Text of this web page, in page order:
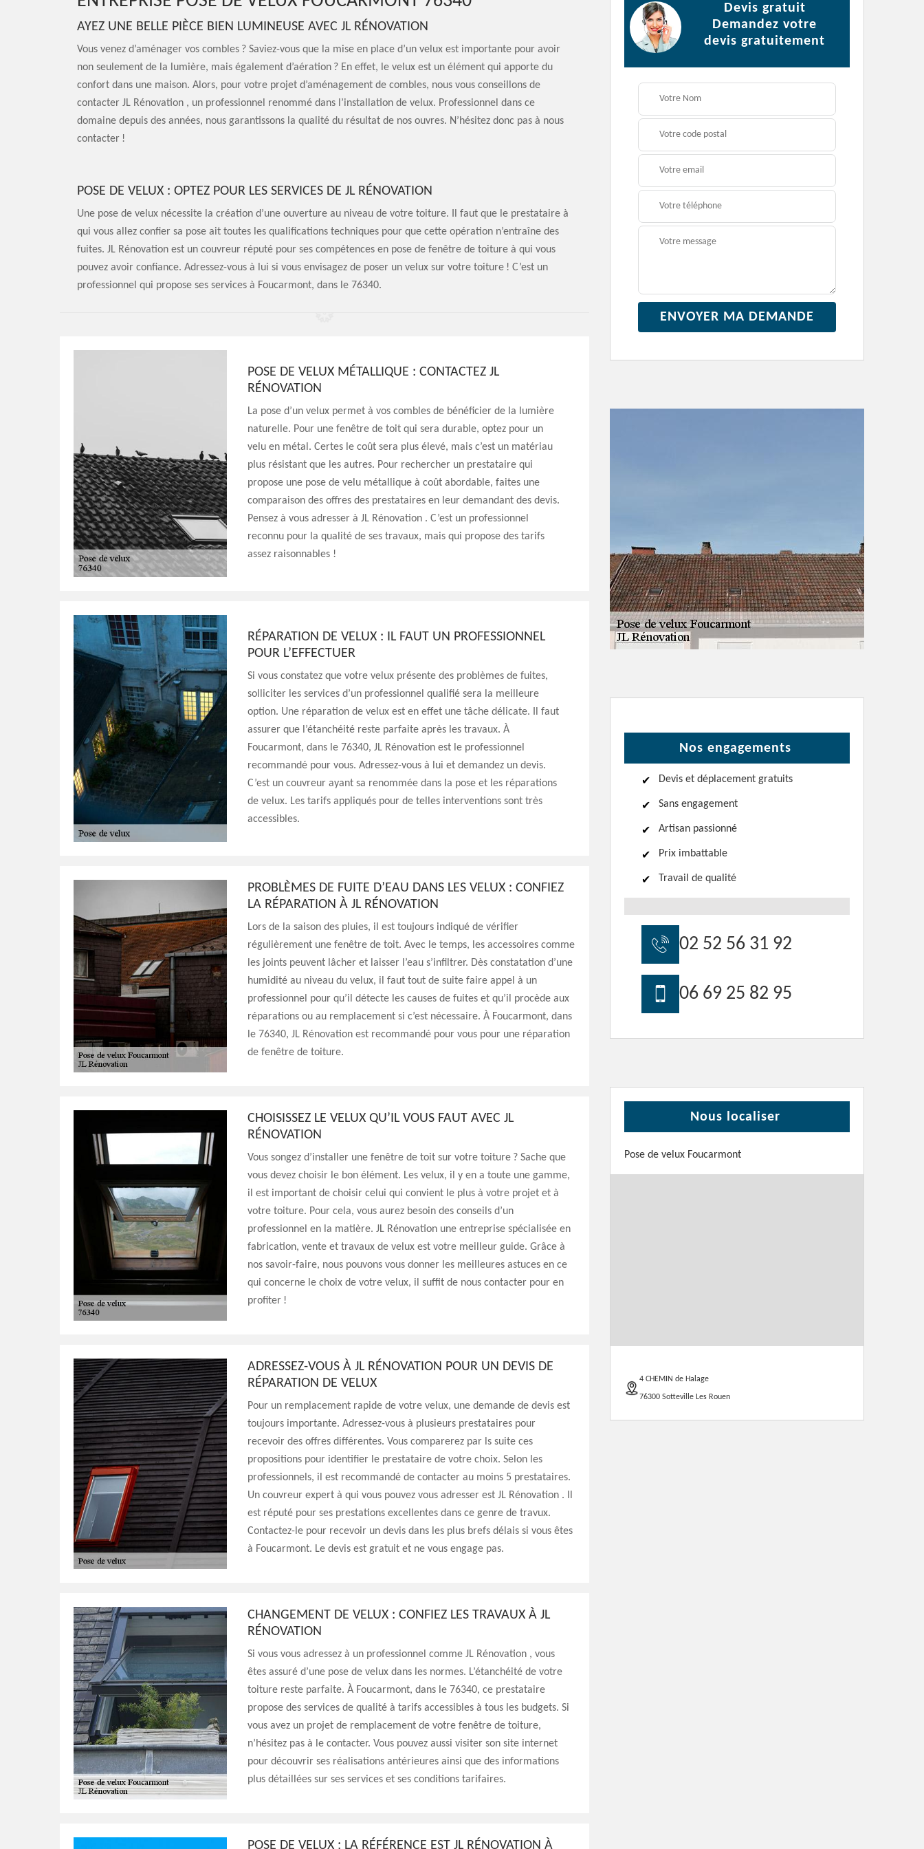
AYEZ UNE BELLE PIÈCE BIEN LUMINEUSE AVEC JL RÉNOVATION
Vous venez d’aménager vos combles ? Saviez-vous que la mise en place d’un velux est importante pour avoir
non seulement de la lumière, mais également d’aération ? En effet, le velux est un élément qui apporte du
confort dans une maison. Alors, pour votre projet d’aménagement de combles, nous vous conseillons de
contacter JL Rénovation , un professionnel renommé dans l’installation de velux. Professionnel dans ce
domaine depuis des années, nous garantissons la qualité du résultat de nos ouvres. N’hésitez donc pas à nous
contacter !
POSE DE VELUX : OPTEZ POUR LES SERVICES DE JL RÉNOVATION
Une pose de velux nécessite la création d’une ouverture au niveau de votre toiture. Il faut que le prestataire à
qui vous allez confier sa pose ait toutes les qualifications techniques pour que cette opération n’entraîne des
fuites. JL Rénovation est un couvreur réputé pour ses compétences en pose de fenêtre de toiture à qui vous
pouvez avoir confiance. Adressez-vous à lui si vous envisagez de poser un velux sur votre toiture ! C’est un
professionnel qui propose ses services à Foucarmont, dans le 76340.
POSE DE VELUX MÉTALLIQUE : CONTACTEZ JL
RÉNOVATION
La pose d’un velux permet à vos combles de bénéficier de la lumière
naturelle. Pour une fenêtre de toit qui sera durable, optez pour un
velu en métal. Certes le coût sera plus élevé, mais c’est un matériau
plus résistant que les autres. Pour rechercher un prestataire qui
propose une pose de velu métallique à coût abordable, faites une
comparaison des offres des prestataires en leur demandant des devis.
Pensez à vous adresser à JL Rénovation . C’est un professionnel
reconnu pour la qualité de ses travaux, mais qui propose des tarifs
assez raisonnables !
RÉPARATION DE VELUX : IL FAUT UN PROFESSIONNEL
POUR L’EFFECTUER
Si vous constatez que votre velux présente des problèmes de fuites,
solliciter les services d’un professionnel qualifié sera la meilleure
option. Une réparation de velux est en effet une tâche délicate. Il faut
assurer que l’étanchéité reste parfaite après les travaux. À
Foucarmont, dans le 76340, JL Rénovation est le professionnel
recommandé pour vous. Adressez-vous à lui et demandez un devis.
C’est un couvreur ayant sa renommée dans la pose et les réparations
de velux. Les tarifs appliqués pour de telles interventions sont très
accessibles.
PROBLÈMES DE FUITE D’EAU DANS LES VELUX : CONFIEZ
LA RÉPARATION À JL RÉNOVATION
Lors de la saison des pluies, il est toujours indiqué de vérifier
régulièrement une fenêtre de toit. Avec le temps, les accessoires comme
les joints peuvent lâcher et laisser l’eau s’infiltrer. Dès constatation d’une
humidité au niveau du velux, il faut tout de suite faire appel à un
professionnel pour qu’il détecte les causes de fuites et qu’il procède aux
réparations ou au remplacement si c’est nécessaire. À Foucarmont, dans
le 76340, JL Rénovation est recommandé pour vous pour une réparation
de fenêtre de toiture.
CHOISISSEZ LE VELUX QU’IL VOUS FAUT AVEC JL
RÉNOVATION
Vous songez d’installer une fenêtre de toit sur votre toiture ? Sache que
vous devez choisir le bon élément. Les velux, il y en a toute une gamme,
il est important de choisir celui qui convient le plus à votre projet et à
votre toiture. Pour cela, vous aurez besoin des conseils d’un
professionnel en la matière. JL Rénovation une entreprise spécialisée en
fabrication, vente et travaux de velux est votre meilleur guide. Grâce à
nos savoir-faire, nous pouvons vous donner les meilleures astuces en ce
qui concerne le choix de votre velux, il suffit de nous contacter pour en
profiter !
ADRESSEZ-VOUS À JL RÉNOVATION POUR UN DEVIS DE
RÉPARATION DE VELUX
Pour un remplacement rapide de votre velux, une demande de devis est
toujours importante. Adressez-vous à plusieurs prestataires pour
recevoir des offres différentes. Vous comparerez par ls suite ces
propositions pour identifier le prestataire de votre choix. Selon les
professionnels, il est recommandé de contacter au moins 5 prestataires.
Un couvreur expert à qui vous pouvez vous adresser est JL Rénovation . Il
est réputé pour ses prestations excellentes dans ce genre de travux.
Contactez-le pour recevoir un devis dans les plus brefs délais si vous êtes
à Foucarmont. Le devis est gratuit et ne vous engage pas.
CHANGEMENT DE VELUX : CONFIEZ LES TRAVAUX À JL
RÉNOVATION
Si vous vous adressez à un professionnel comme JL Rénovation , vous
êtes assuré d’une pose de velux dans les normes. L’étanchéité de votre
toiture reste parfaite. À Foucarmont, dans le 76340, ce prestataire
propose des services de qualité à tarifs accessibles à tous les budgets. Si
vous avez un projet de remplacement de votre fenêtre de toiture,
n’hésitez pas à le contacter. Vous pouvez aussi visiter son site internet
pour découvrir ses réalisations antérieures ainsi que des informations
plus détaillées sur ses services et ses conditions tarifaires.
POSE DE VELUX : LA RÉFÉRENCE EST JL RÉNOVATION À
Devis gratuit
Demandez votre
devis gratuitement
Nos engagements
Devis et déplacement gratuits
Sans engagement
Artisan passionné
Prix imbattable
Travail de qualité
02 52 56 31 92
06 69 25 82 95
Nous localiser
Pose de velux Foucarmont
4 CHEMIN de Halage
76300 Sotteville Les Rouen